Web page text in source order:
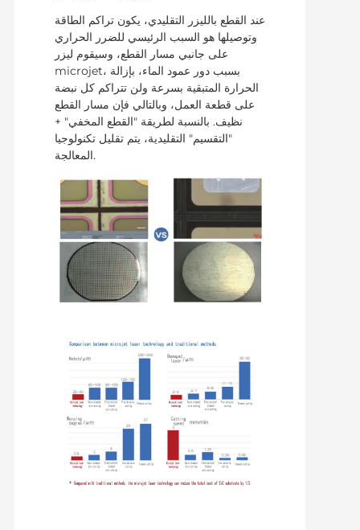
عند القطع بالليزر التقليدي، يكون تراكم الطاقة
وتوصيلها هو السبب الرئيسي للضرر الحراري
على جانبي مسار القطع، وسيقوم ليزر
microjet، بسبب دور عمود الماء، بإزالة
الحرارة المتبقية بسرعة ولن تتراكم كل نبضة
على قطعة العمل، وبالتالي فإن مسار القطع
نظيف. بالنسبة لطريقة "القطع المخفي" +
"التقسيم" التقليدية، يتم تقليل تكنولوجيا
المعالجة.